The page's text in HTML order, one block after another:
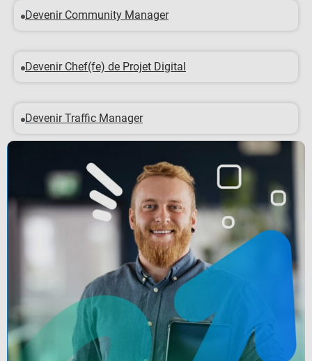
Devenir Community Manager
Devenir Chef(fe) de Projet Digital
Devenir Traffic Manager